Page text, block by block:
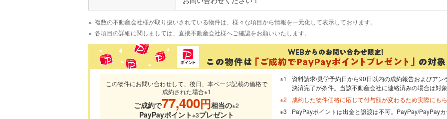
複数の不動産会社様が取り扱いされている物件は、様々な項目から情報を一元化して表示しております。
各項目の詳細に関しましては、直接不動産会社様へご確認をお願いいたします。
この物件にお問い合わせして、後日、本ページ記載の価格で
成約された場合※1
ご成約で77,400円相当の※2
PayPayポイント※3プレゼント
資料請求/見学予約日から90日以内の成約報告およびア
決済完了が条件。当該不動産会社に連絡済みの場合は対
成約した物件価格に応じて付与額が変わるため実際にも
PayPayポイントは出金と譲渡は不可。PayPay/PayPay